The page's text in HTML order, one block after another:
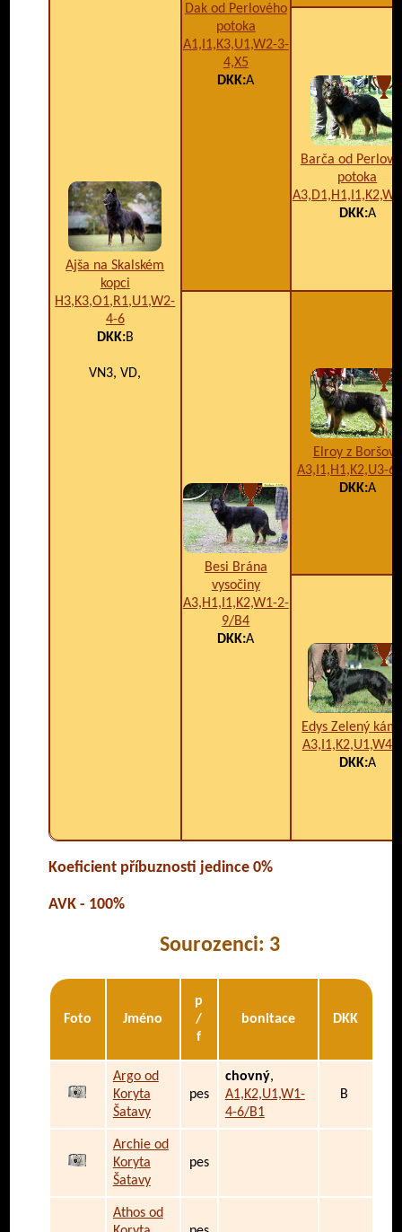
Ajša na Skalském
kopci
H3,K3,O1,R1,U1,W2-
4-6
DKK:B
VN3, VD,
Dak od Perlového
potoka
A1,I1,K3,U1,W2-3-
4,X5
DKK:A
Barča od
potoka
DKK:A
Besi Brána
vysočiny
A3,H1,I1,K2,W1-2-
9/B4
DKK:A
Elroy z Boršova
A3,I1,H1,K2,U3-
DKK:A
Edys Zelený
A3,I1,K2,U1,W4/
DKK:A
Koeficient příbuznosti jedince 0%
AVK - 100%
Sourozenci: 3
Foto Jméno
p
/
f
bonitace DKK
Argo od
Koryta
Šatavy
pes
chovný,
A1,K2,U1,W1-
4-6/B1
B
Archie od
Koryta
Šatavy
pes
Athos od